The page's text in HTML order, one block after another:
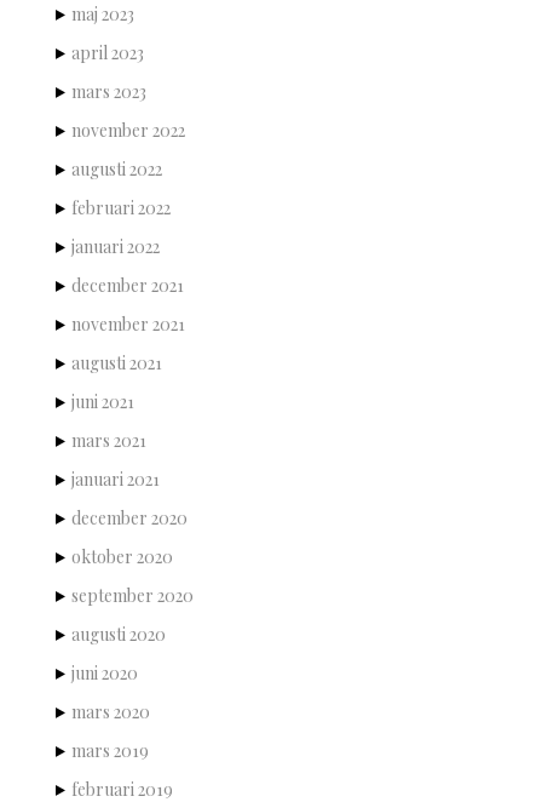
maj 2023
april 2023
mars 2023
november 2022
augusti 2022
februari 2022
januari 2022
december 2021
november 2021
augusti 2021
juni 2021
mars 2021
januari 2021
december 2020
oktober 2020
september 2020
augusti 2020
juni 2020
mars 2020
mars 2019
februari 2019